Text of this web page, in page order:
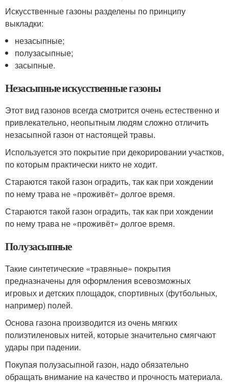
Искусственные газоны разделены по принципу
выкладки:
незасыпные;
полузасыпные;
засыпные.
Незасыпные искусственные газоны
Этот вид газонов всегда смотрится очень естественно и
привлекательно, неопытным людям сложно отличить
незасыпной газон от настоящей травы.
Используется это покрытие при декорировании участков,
по которым практически никто не ходит.
Стараются такой газон оградить, так как при хождении
по нему трава не «проживёт» долгое время.
Стараются такой газон оградить, так как при хождении
по нему трава не «проживёт» долгое время.
Полузасыпные
Такие синтетические «травяные» покрытия
предназначены для оформления всевозможных
игровых и детских площадок, спортивных (футбольных,
например) полей.
Основа газона производится из очень мягких
полиэтиленовых нитей, которые значительно смягчают
удары при падении.
Покупая полузасыпной газон, надо обязательно
обращать внимание на качество и прочность материала.